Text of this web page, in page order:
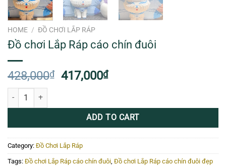
HOME / ĐỒ CHƠI LẮP RÁP
Đồ chơi Lắp Ráp cáo chín đuôi
428,000₫
Original
428,000₫.
417,000₫Current
417,000₫.
Đồ chơi Lắp Ráp cáo chín đuôi quantity
ADD TO CART
Category: Đồ Chơi Lắp Ráp
Tags: Đồ chơi Lắp Ráp cáo chín đuôi, Đồ chơi Lắp Ráp cáo chín đuôi đẹp